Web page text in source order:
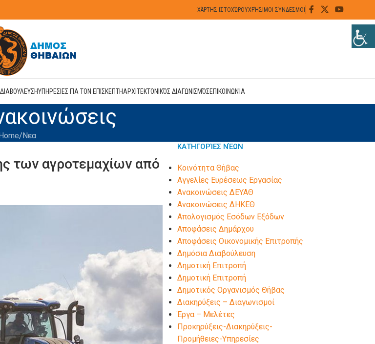
ΧΆΡΤΗΣ ΙΣΤΟΧΏΡΟΥΧΡΉΣΙΜΟΙ ΣΎΝΔΕΣΜΟΙ
ΥΠΗΡΕΣΙΕΣ ΓΙΑ ΤΟΝ ΕΠΙΣΚΕΠΤΗΑΡΧΙΤΕΚΤΟΝΙΚΌΣ ΔΙΑΓΩΝΙΣΜΌΣΕΠΙΚΟΙΝΩΝΊΑ
Νεα
των αγροτεμαχίων από
ΚΑΤΗΓΟΡΊΕΣ ΝΈΩΝ
Kοινότητα Θήβας
Αγγελίες Ευρέσεως Εργασίας
Ανακοινώσεις ΔΕΥΑΘ
Ανακοινώσεις ΔΗΚΕΘ
Απολογισμός Εσόδων Εξόδων
Αποφάσεις Δημάρχου
Αποφάσεις Οικονομικής Επιτροπής
Δημόσια Διαβούλευση
Δημοτική Επιτροπή
Δημοτική Επιτροπή
Δημοτικός Οργανισμός Θήβας
Διακηρύξεις – Διαγωνισμοί
Έργα – Μελέτες
Προκηρύξεις-Διακηρύξεις-
Προμήθειες-Υπηρεσίες